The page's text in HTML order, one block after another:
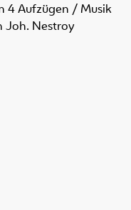
4 Aufzügen / Musik
Joh. Nestroy